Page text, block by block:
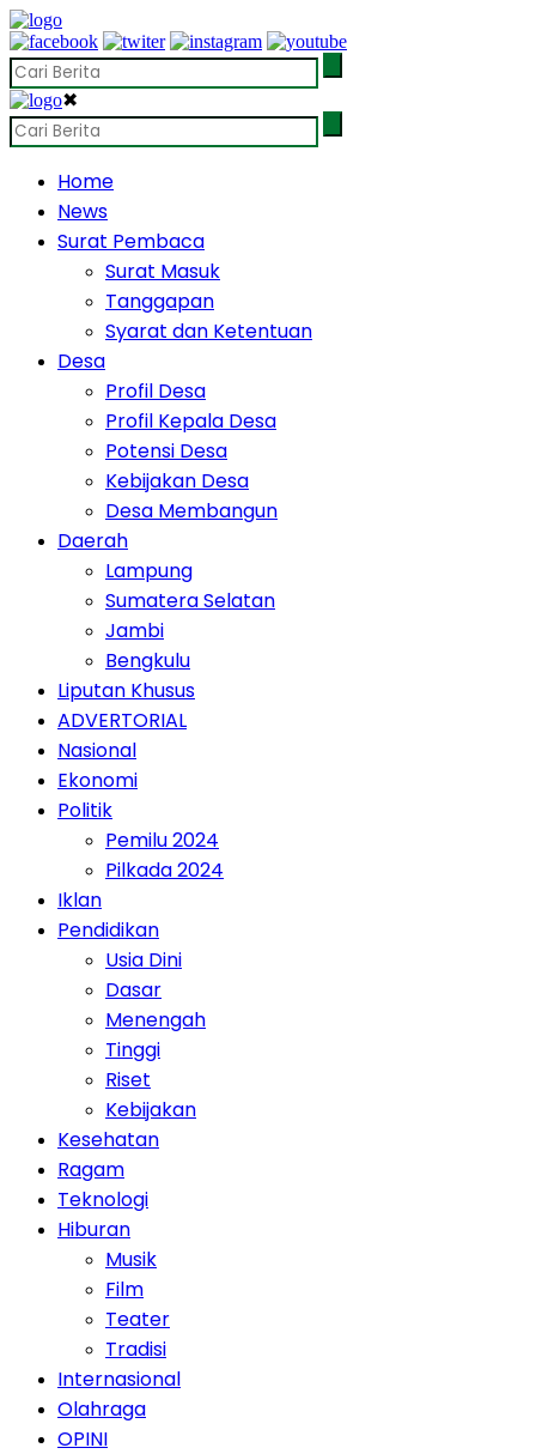
✖
Home
News
Surat Pembaca
Surat Masuk
Tanggapan
Syarat dan Ketentuan
Desa
Profil Desa
Profil Kepala Desa
Potensi Desa
Kebijakan Desa
Desa Membangun
Daerah
Lampung
Sumatera Selatan
Jambi
Bengkulu
Liputan Khusus
ADVERTORIAL
Nasional
Ekonomi
Politik
Pemilu 2024
Pilkada 2024
Iklan
Pendidikan
Usia Dini
Dasar
Menengah
Tinggi
Riset
Kebijakan
Kesehatan
Ragam
Teknologi
Hiburan
Musik
Film
Teater
Tradisi
Internasional
Olahraga
OPINI